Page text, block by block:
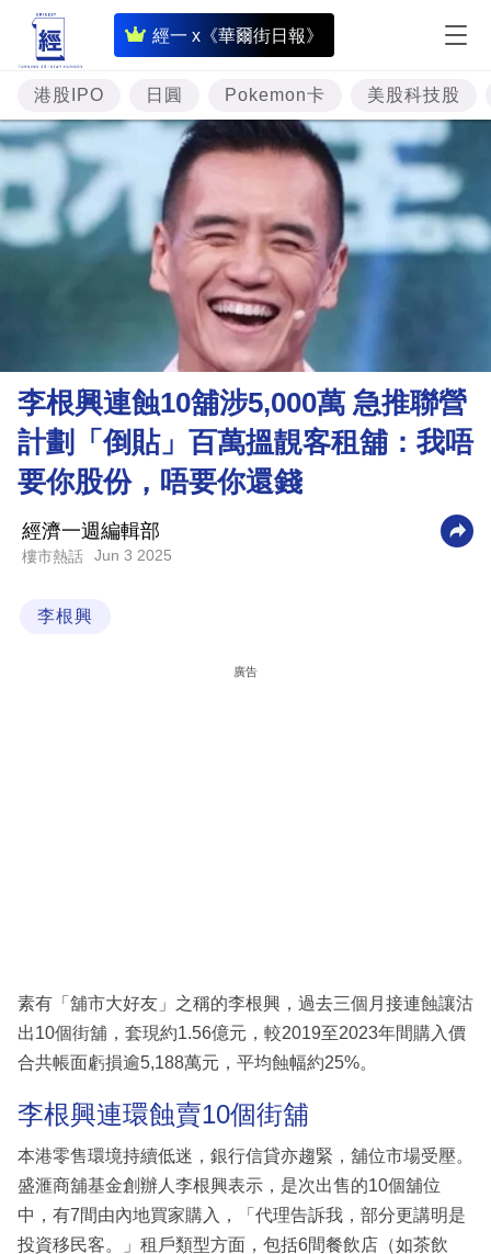
經一 x《華爾街日報》
即
時
財
經
投
資
理
財
商
科
技
港股IPO 日圓 Pokemon卡 美股科技股
李根興連蝕10舖涉5,000萬 急推聯營
計劃「倒貼」百萬搵靚客租舖：我唔
要你股份，唔要你還錢
經濟一週編輯部
樓市熱話 Jun 3 2025
李根興
廣告
素有「舖市大好友」之稱的李根興，過去三個月接連蝕讓沽
出10個街舖，套現約1.56億元，較2019至2023年間購入價
合共帳面虧損逾5,188萬元，平均蝕幅約25%。
李根興連環蝕賣10個街舖
本港零售環境持續低迷，銀行信貸亦趨緊，舖位市場受壓。
盛滙商舖基金創辦人李根興表示，是次出售的10個舖位
中，有7間由內地買家購入，「代理告訴我，部分更講明是
投資移民客。」租戶類型方面，包括6間餐飲店（如茶飲